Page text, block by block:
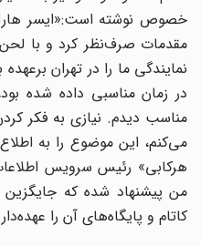
خصوص نوشته است:«ایسر هارل
مقدمات صرف‌نظر کرد و با لحن
نمایندگی ما را در تهران برعهده
در زمان مناسبی داده شده
مناسب دیدم. نیازی به فکر
می‌کنم، این موضوع را به
هرکابی» رئیس سرویس
من پیشنهاد شده که جایگزین
کاتام و پایگاه‌های آن را عهده‌دار